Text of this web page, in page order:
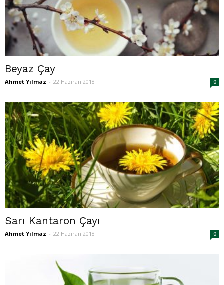
Beyaz Çay
Ahmet Yılmaz - 22 Haziran 2018 0
Sarı Kantaron Çayı
Ahmet Yılmaz - 22 Haziran 2018 0